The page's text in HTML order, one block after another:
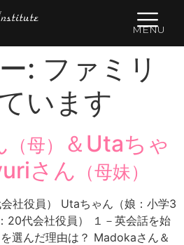
MENU
: ファミリ
います
（母）
＆Utaちゃ
さん （母妹）
社役員） Utaちゃん（娘：小学3
20代会社役員） １－英会話を始
選んだ理由は？ Madokaさん＆